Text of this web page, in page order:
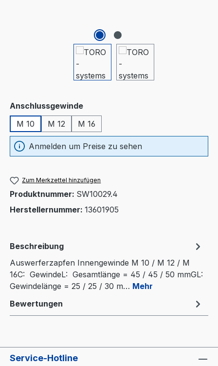
Anschlussgewindeauswählen
M 10
M 12 M 16
Anmelden um Preise zu sehen
Zum Merkzettel hinzufügen
Produktnummer: SW10029.4
Herstellernummer: 13601905
Beschreibung
Auswerferzapfen Innengewinde M 10 / M 12 / M
16C: GewindeL: Gesamtlänge = 45 / 45 / 50 mmGL:
Gewindelänge = 25 / 25 / 30 m… Mehr
Bewertungen
Service-Hotline